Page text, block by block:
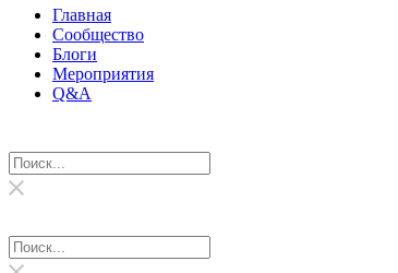
Главная
Сообщество
Блоги
Мероприятия
Q&A